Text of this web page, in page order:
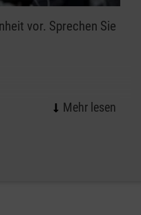
vor. Sprechen Sie